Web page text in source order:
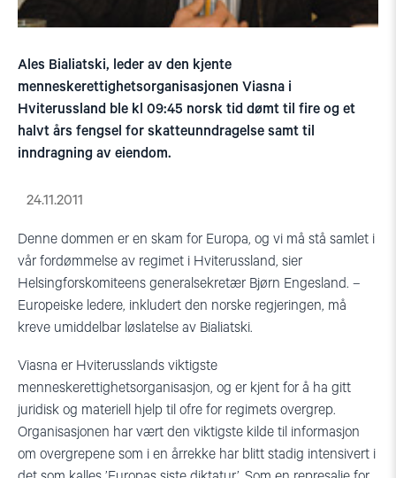
Ales Bialiatski, leder av den kjente
menneskerettighetsorganisasjonen Viasna i
Hviterussland ble kl 09:45 norsk tid dømt til fire og et
halvt års fengsel for skatteunndragelse samt til
inndragning av eiendom.
24.11.2011
Denne dommen er en skam for Europa, og vi må stå samlet i
vår fordømmelse av regimet i Hviterussland, sier
Helsingforskomiteens generalsekretær Bjørn Engesland. –
Europeiske ledere, inkludert den norske regjeringen, må
kreve umiddelbar løslatelse av Bialiatski.
Viasna er Hviterusslands viktigste
menneskerettighetsorganisasjon, og er kjent for å ha gitt
juridisk og materiell hjelp til ofre for regimets overgrep.
Organisasjonen har vært den viktigste kilde til informasjon
om overgrepene som i en årrekke har blitt stadig intensivert i